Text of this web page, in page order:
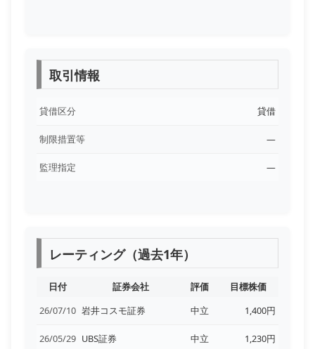
取引情報
貸借区分 貸借
制限措置等 ―
監理指定 ―
レーティング（過去1年）
日付 証券会社 評価
目標株価
26/07/10 岩井コスモ証券 中立 1,400円
26/05/29 UBS証券 中立 1,230円